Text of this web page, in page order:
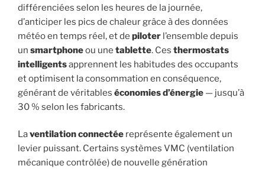
différenciées selon les heures de la journée,
d’anticiper les pics de chaleur grâce à des données
météo en temps réel, et de piloter l’ensemble depuis
un smartphoneou une tablette. Ces thermostats
intelligentsapprennent les habitudes des occupants
et optimisent la consommation en conséquence,
générant de véritables économies d’énergie — jusqu’à
30 % selon les fabricants.
Laventilation connectée représente également un
levier puissant. Certains systèmes VMC (ventilation
mécanique contrôlée) de nouvelle génération